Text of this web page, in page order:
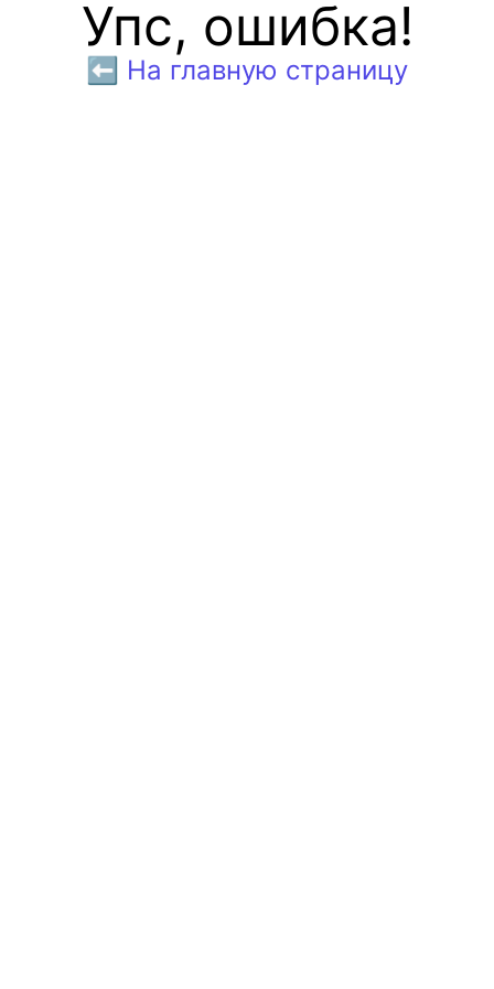
Упс, ошибка!
⬅️ На главную страницу